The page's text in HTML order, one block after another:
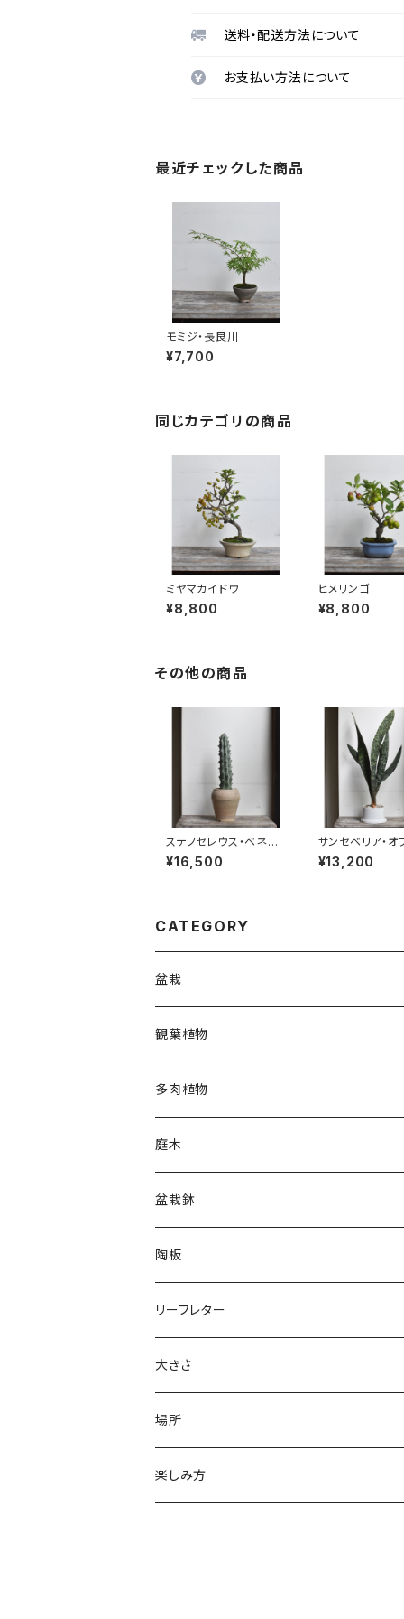
送料・配送方法について
お支払い方法について
最近チェックした商品
モミジ・長良川
¥7,700
同じカテゴリの商品
ミヤマカイドウ
¥8,800
ヒメリンゴ
¥8,800
その他の商品
ステノセレウス・ベネッ
ケイ
¥16,500
サンセベリア・オ
ィアナ
¥13,200
CATEGORY
盆栽
観葉植物
多肉植物
庭木
盆栽鉢
陶板
リーフレター
大きさ
大鉢
中鉢
場所
ベランダ
楽しみ方